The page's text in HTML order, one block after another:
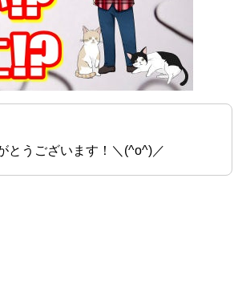
とうございます！＼(^o^)／